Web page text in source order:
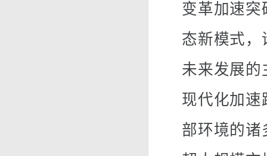
变革加速突
态新模式，
未来发展的
现代化加速
部环境的诸